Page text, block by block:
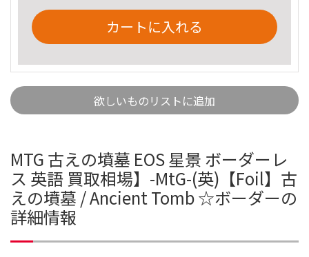
カートに入れる
欲しいものリストに追加
MTG 古えの墳墓 EOS 星景 ボーダーレ
ス 英語 買取相場】-MtG-(英)【Foil】古
えの墳墓 / Ancient Tomb ☆ボーダーの
詳細情報